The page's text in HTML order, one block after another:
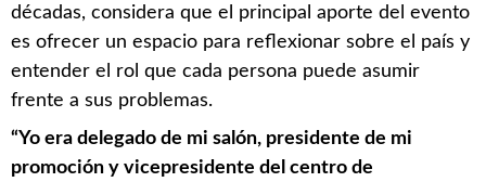
décadas, considera que el principal aporte del evento
es ofrecer un espacio para reflexionar sobre el país y
entender el rol que cada persona puede asumir
frente a sus problemas.
“Yo era delegado de mi salón, presidente de mi
promoción y vicepresidente del centro de